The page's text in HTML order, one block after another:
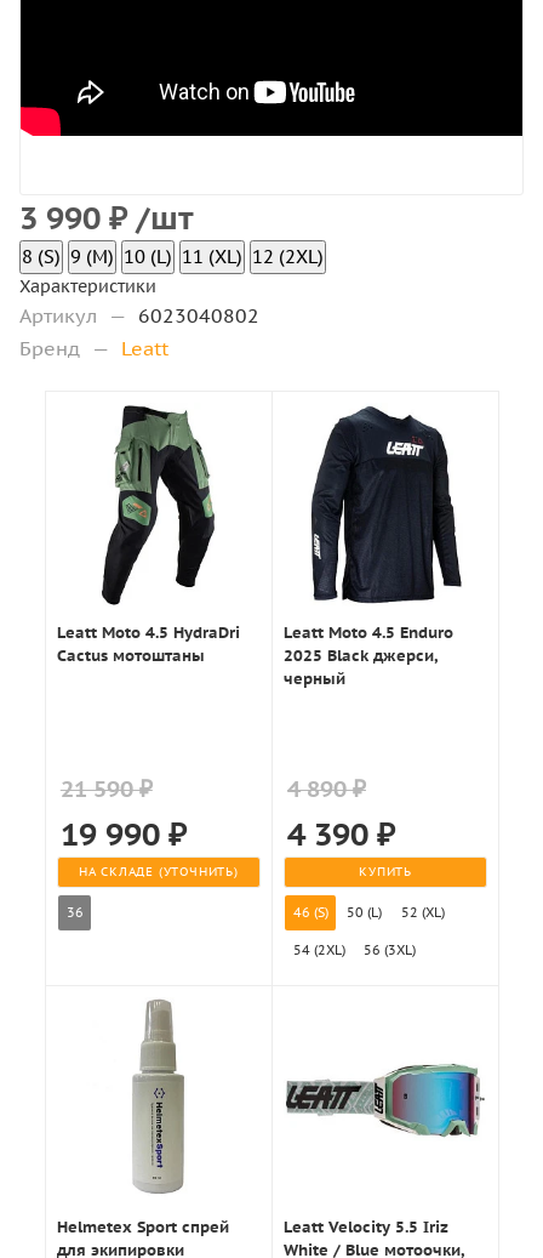
3 990 ₽ /шт
8 (S) 9 (M) 10 (L) 11 (XL) 12 (2XL)
Характеристики
Артикул — 6023040802
Бренд — Leatt
Leatt Moto 4.5 HydraDri
Cactus мотоштаны
21 590 ₽
19 990₽
НА СКЛАДЕ (УТОЧНИТЬ)
36
Leatt Moto 4.5 Enduro
2025 Black джерси,
черный
4 890 ₽
4 390 ₽
КУПИТЬ
46 (S) 50 (L) 52 (XL)
54 (2XL) 56 (3XL)
Helmetex Sport спрей
для экипировки
Leatt Velocity 5.5 Iriz
White / Blue мотоочки,